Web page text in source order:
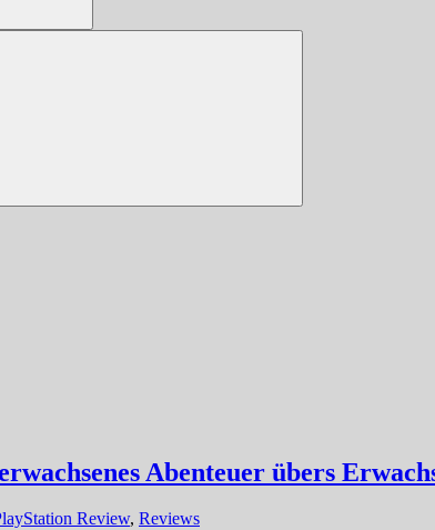
Suchen
Abenteuer übers
Review, Reviews